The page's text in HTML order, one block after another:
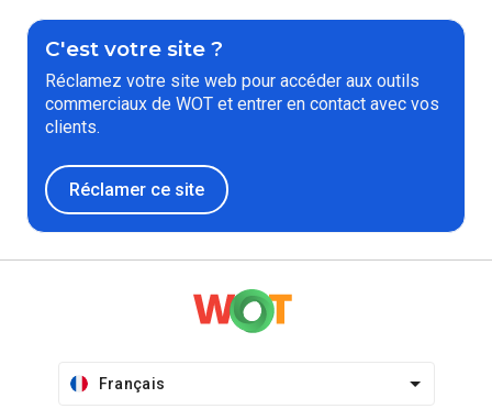
C'est votre site ?
Réclamez votre site web pour accéder aux outils
commerciaux de WOT et entrer en contact avec vos
clients.
Réclamer ce site
Français